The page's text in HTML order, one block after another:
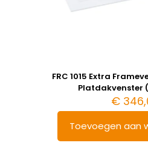
FRC 1015 Extra
Platdakvenster
€
Toevoegen aan